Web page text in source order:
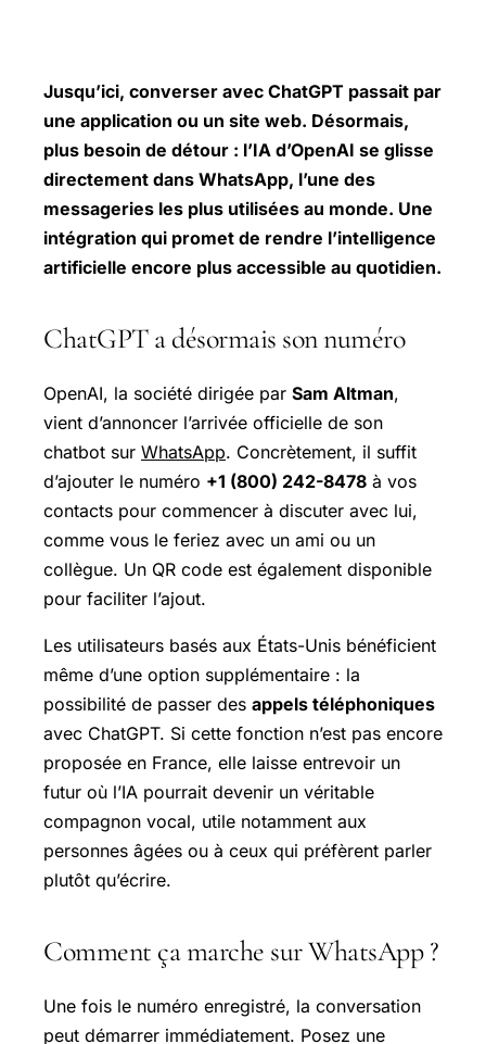
Jusqu’ici, converser avec ChatGPT passait par
une application ou un site web. Désormais,
plus besoin de détour : l’IA d’OpenAI se glisse
directement dans WhatsApp, l’une des
messageries les plus utilisées au monde. Une
intégration qui promet de rendre l’intelligence
artificielle encore plus accessible au quotidien.
ChatGPT a désormais son numéro
OpenAI, la société dirigée par Sam Altman,
vient d’annoncer l’arrivée officielle de son
chatbot sur WhatsApp. Concrètement, il suffit
d’ajouter le numéro +1 (800) 242-8478 à vos
contacts pour commencer à discuter avec lui,
comme vous le feriez avec un ami ou un
collègue. Un QR code est également disponible
pour faciliter l’ajout.
Les utilisateurs basés aux États-Unis bénéficient
même d’une option supplémentaire : la
possibilité de passer des appels téléphoniques
avec ChatGPT. Si cette fonction n’est pas encore
proposée en France, elle laisse entrevoir un
futur où l’IA pourrait devenir un véritable
compagnon vocal, utile notamment aux
personnes âgées ou à ceux qui préfèrent parler
plutôt qu’écrire.
Comment ça marche sur WhatsApp ?
Une fois le numéro enregistré, la conversation
peut démarrer immédiatement. Posez une